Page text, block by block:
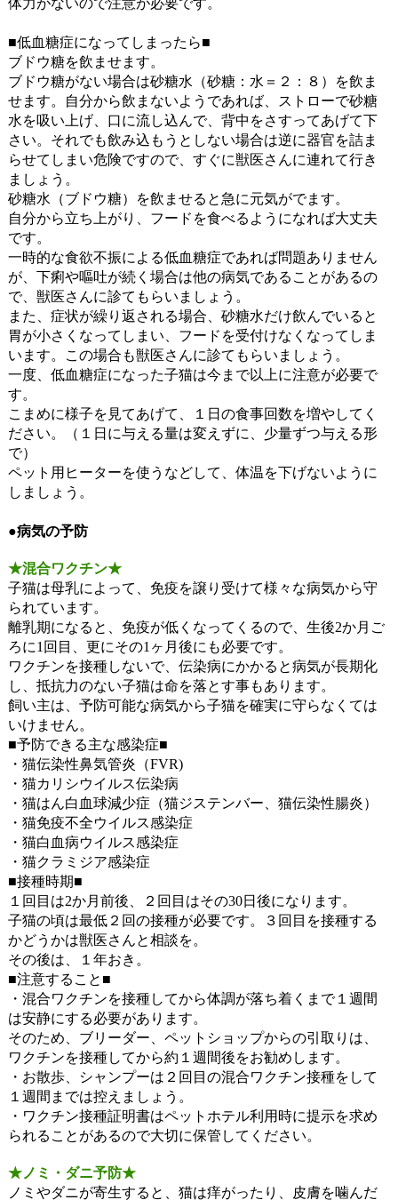
体力がないので注意が必要です。
■低血糖症になってしまったら■
ブドウ糖を飲ませます。
ブドウ糖がない場合は砂糖水（砂糖：水＝２：８）を飲ま
せます。自分から飲まないようであれば、ストローで砂糖
水を吸い上げ、口に流し込んで、背中をさすってあげて下
さい。それでも飲み込もうとしない場合は逆に器官を詰ま
らせてしまい危険ですので、すぐに獣医さんに連れて行き
ましょう。
砂糖水（ブドウ糖）を飲ませると急に元気がでます。
自分から立ち上がり、フードを食べるようになれば大丈夫
です。
一時的な食欲不振による低血糖症であれば問題ありません
が、下痢や嘔吐が続く場合は他の病気であることがあるの
で、獣医さんに診てもらいましょう。
また、症状が繰り返される場合、砂糖水だけ飲んでいると
胃が小さくなってしまい、フードを受付けなくなってしま
います。この場合も獣医さんに診てもらいましょう。
一度、低血糖症になった子猫は今まで以上に注意が必要で
す。
こまめに様子を見てあげて、１日の食事回数を増やしてく
ださい。（１日に与える量は変えずに、少量ずつ与える形
で）
ペット用ヒーターを使うなどして、体温を下げないように
しましょう。
●病気の予防
★混合ワクチン★
子猫は母乳によって、免疫を譲り受けて様々な病気から守
られています。
離乳期になると、免疫が低くなってくるので、生後2か月ご
ろに1回目、更にその1ヶ月後にも必要です。
ワクチンを接種しないで、伝染病にかかると病気が長期化
し、抵抗力のない子猫は命を落とす事もあります。
飼い主は、予防可能な病気から子猫を確実に守らなくては
いけません。
■予防できる主な感染症■
・猫伝染性鼻気管炎（FVR)
・猫カリシウイルス伝染病
・猫はん白血球減少症（猫ジステンバー、猫伝染性腸炎）
・猫免疫不全ウイルス感染症
・猫白血病ウイルス感染症
・猫クラミジア感染症
■接種時期■
１回目は2か月前後、２回目はその30日後になります。
子猫の頃は最低２回の接種が必要です。３回目を接種する
かどうかは獣医さんと相談を。
その後は、１年おき。
■注意すること■
・混合ワクチンを接種してから体調が落ち着くまで１週間
は安静にする必要があります。
そのため、ブリーダー、ペットショップからの引取りは、
ワクチンを接種してから約１週間後をお勧めします。
・お散歩、シャンプーは２回目の混合ワクチン接種をして
１週間までは控えましょう。
・ワクチン接種証明書はペットホテル利用時に提示を求め
られることがあるので大切に保管してください。
★ノミ・ダニ予防★
ノミやダニが寄生すると、猫は痒がったり、皮膚を噛んだ